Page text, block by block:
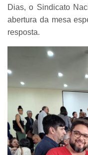
Dias, o Sindicato
abertura da mesa
resposta.